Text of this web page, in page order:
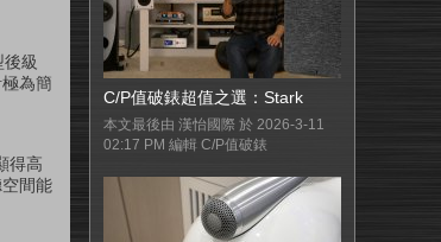
後級
為簡
得高
空間能
C/P值破錶超值之選：Stark
本文最後由 漢怡國際 於 2026-3-11
02:17 PM 編輯 C/P值破錶